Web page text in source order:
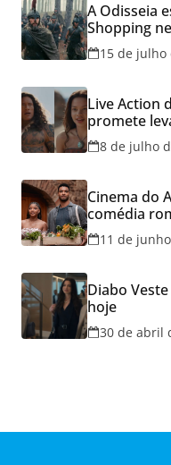
A Odisseia
Shopping
15 de julho
Live Action
promete
Cineflix do
8 de julho
Cinema do
comédia
hoje e
Namorados
11 de
Diabo
hoje
30 de abril